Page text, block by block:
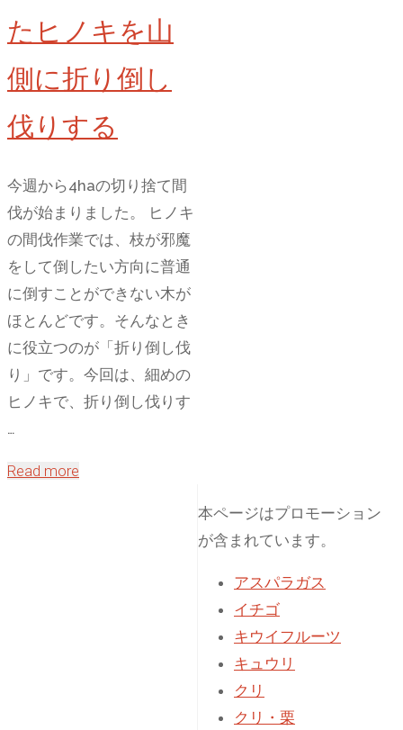
たヒノキを山
側に折り倒し
伐りする
今週から4haの切り捨て間
伐が始まりました。 ヒノキ
の間伐作業では、枝が邪魔
をして倒したい方向に普通
に倒すことができない木が
ほとんどです。そんなとき
に役立つのが「折り倒し伐
り」です。今回は、細めの
ヒノキで、折り倒し伐りす
…
Read more
本ページはプロモーション
が含まれています。
アスパラガス
イチゴ
キウイフルーツ
キュウリ
クリ
クリ・栗